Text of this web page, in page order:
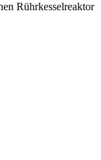
Rührkesselreaktor